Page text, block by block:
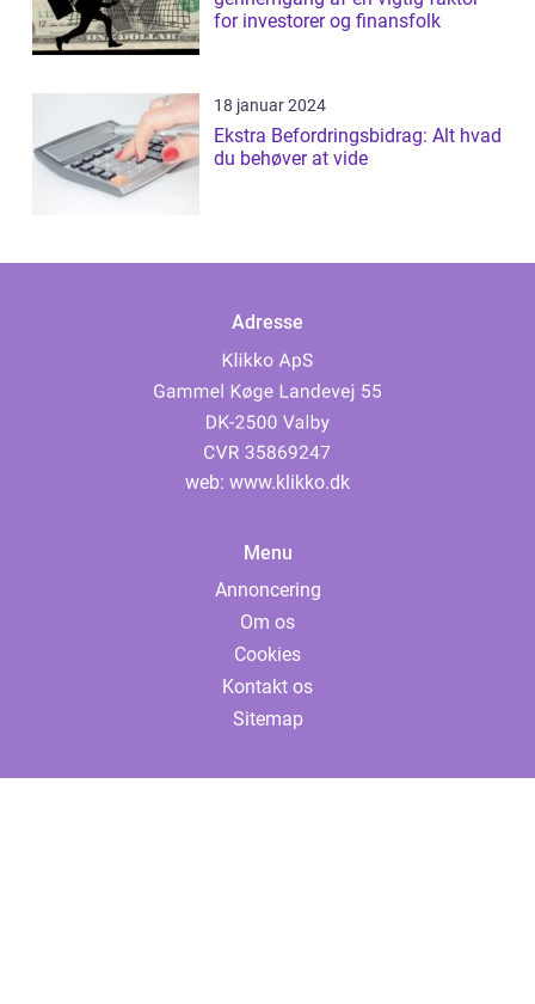
for investorer og finansfolk
18 januar 2024
Ekstra Befordringsbidrag: Alt hvad
du behøver at vide
Adresse
web: www.klikko.dk
Menu
Annoncering
Om os
Cookies
Kontakt os
Sitemap